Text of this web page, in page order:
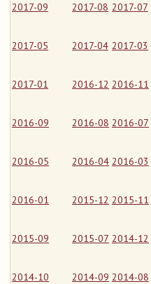
2017-09 2017-08 2017-07
2017-05 2017-04 2017-03
2017-01 2016-12 2016-11
2016-09 2016-08 2016-07
2016-05 2016-04 2016-03
2016-01 2015-12 2015-11
2015-09 2015-07 2014-12
2014-10 2014-09 2014-08